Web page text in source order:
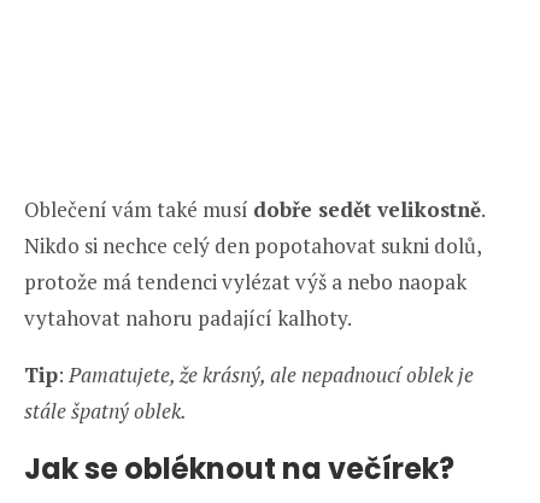
Oblečení vám také musí dobře sedět velikostně.
Nikdo si nechce celý den popotahovat sukni dolů,
protože má tendenci vylézat výš a nebo naopak
vytahovat nahoru padající kalhoty.
Tip:Pamatujete, že krásný, ale nepadnoucí oblek je
stále špatný oblek.
Jak se obléknout na večírek?